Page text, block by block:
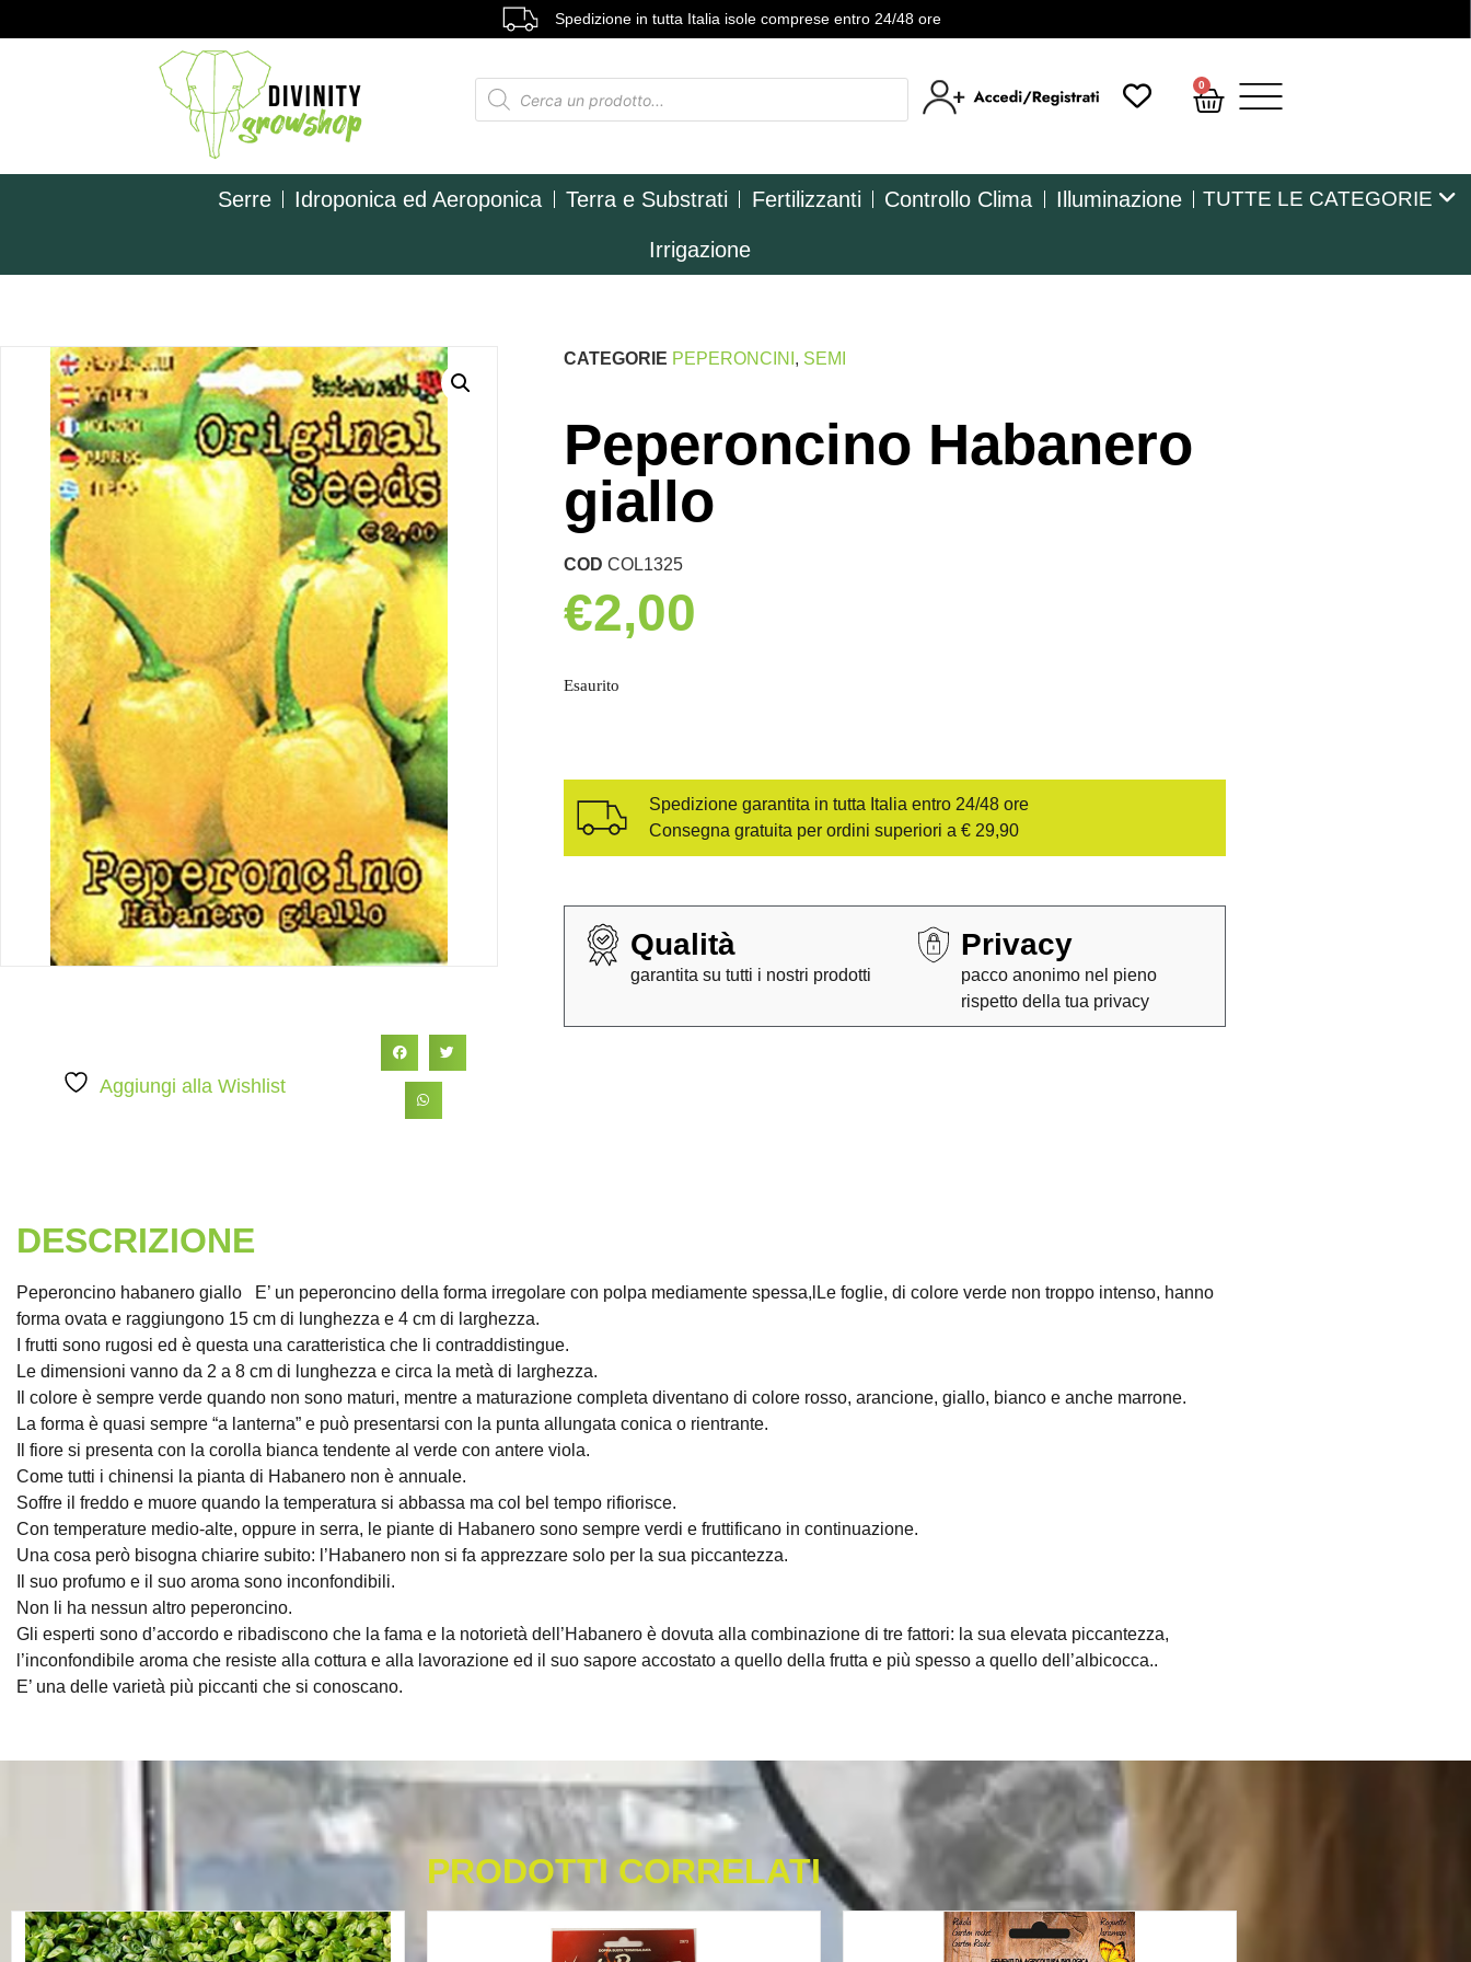
Spedizione in tutta Italia isole comprese entro 24/48 ore
0
Serre Idroponica ed Aeroponica Terra e Substrati Fertilizzanti Controllo Clima Illuminazione
Irrigazione
TUTTE LE CATEGORIE
Aggiungi alla Wishlist
CATEGORIE PEPERONCINI , SEMI
Peperoncino Habanero
giallo
CODCOL1325
€2,00
Esaurito
Spedizione garantita in tutta Italia entro 24/48 ore
Consegna gratuita per ordini superiori a € 29,90
Qualità
garantita su tutti i nostri prodotti
Privacy
pacco anonimo nel pieno
rispetto della tua privacy
DESCRIZIONE
Peperoncino habanero giallo E’ un peperoncino della forma irregolare con polpa mediamente spessa,lLe foglie, di colore verde non troppo intenso, hanno
forma ovata e raggiungono 15 cm di lunghezza e 4 cm di larghezza.
I frutti sono rugosi ed è questa una caratteristica che li contraddistingue.
Le dimensioni vanno da 2 a 8 cm di lunghezza e circa la metà di larghezza.
Il colore è sempre verde quando non sono maturi, mentre a maturazione completa diventano di colore rosso, arancione, giallo, bianco e anche marrone.
La forma è quasi sempre “a lanterna” e può presentarsi con la punta allungata conica o rientrante.
Il fiore si presenta con la corolla bianca tendente al verde con antere viola.
Come tutti i chinensi la pianta di Habanero non è annuale.
Soffre il freddo e muore quando la temperatura si abbassa ma col bel tempo rifiorisce.
Con temperature medio-alte, oppure in serra, le piante di Habanero sono sempre verdi e fruttificano in continuazione.
Una cosa però bisogna chiarire subito: l’Habanero non si fa apprezzare solo per la sua piccantezza.
Il suo profumo e il suo aroma sono inconfondibili.
Non li ha nessun altro peperoncino.
Gli esperti sono d’accordo e ribadiscono che la fama e la notorietà dell’Habanero è dovuta alla combinazione di tre fattori: la sua elevata piccantezza,
l’inconfondibile aroma che resiste alla cottura e alla lavorazione ed il suo sapore accostato a quello della frutta e più spesso a quello dell’albicocca..
E’ una delle varietà più piccanti che si conoscano.
PRODOTTI CORRELATI